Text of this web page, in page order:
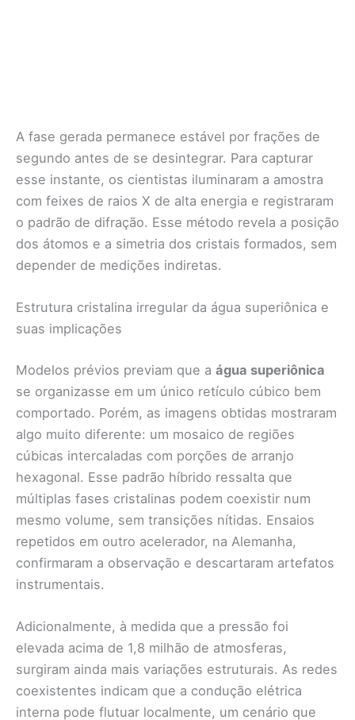
A fase gerada permanece estável por frações de
segundo antes de se desintegrar. Para capturar
esse instante, os cientistas iluminaram a amostra
com feixes de raios X de alta energia e registraram
o padrão de difração. Esse método revela a posição
dos átomos e a simetria dos cristais formados, sem
depender de medições indiretas.
Estrutura cristalina irregular da água superiônica e
suas implicações
Modelos prévios previam que a água superiônica
se organizasse em um único retículo cúbico bem
comportado. Porém, as imagens obtidas mostraram
algo muito diferente: um mosaico de regiões
cúbicas intercaladas com porções de arranjo
hexagonal. Esse padrão híbrido ressalta que
múltiplas fases cristalinas podem coexistir num
mesmo volume, sem transições nítidas. Ensaios
repetidos em outro acelerador, na Alemanha,
confirmaram a observação e descartaram artefatos
instrumentais.
Adicionalmente, à medida que a pressão foi
elevada acima de 1,8 milhão de atmosferas,
surgiram ainda mais variações estruturais. As redes
coexistentes indicam que a condução elétrica
interna pode flutuar localmente, um cenário que